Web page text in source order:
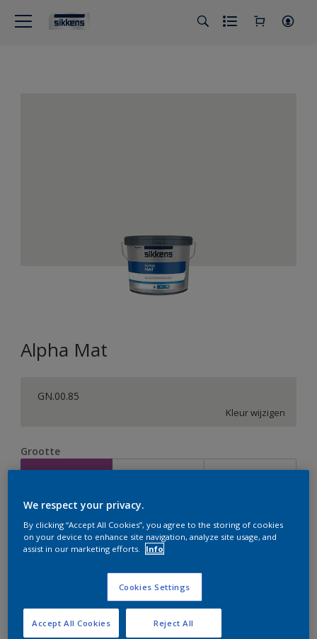
Alpha Mat
GN.00.85
Kleur wijzigen
Grootte
2,5 L 5 L 10 L
Verfcalculator
Bereken
Op dit moment is het niet mogelijk dit product online
te bestellen. Houd de website in de gaten, we werken
er hard aan om de voorraad aan te vullen.
We respect your privacy.
By clicking “Accept All Cookies”, you agree to the storing of cookies
on your device to enhance site navigation, analyze site usage, and
assist in our marketing efforts.
Info
Cookies Settings
Reject All
Accept All Cookies